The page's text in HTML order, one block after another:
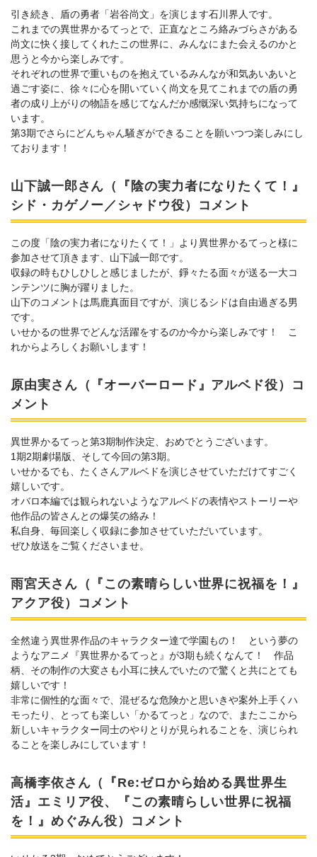
引き続き、盾の勇者「岩谷尚文」を演じます石川界人です。
これまでの異世界かるてっとで、正直なところ絡みづらさがある
尚文に快く接してくれたこの世界に、みんなにまた会えるのかと
思うと今から楽しみです。
それぞれの世界で重いものを抱えているみんなが和気あいあいと
過ごす姿に、徐々に心を開いていく尚文を見てこれまでの盾の勇
者の成り上がりの物語を感じてなんだか感慨深い気持ちになって
います。
第3期でさらにどんちゃん騒ぎができることを願いつつ楽しみにし
ております！
山下誠一郎さん（『陰の実力者になりたくて！』
シド・カゲノー／シャドウ役）コメント
この度「陰の実力者になりたくて！」より異世界かるてっと様に
参加させて頂きます、山下誠一郎です。
収録の時もひしひしと感じましたが、錚々たる面々が送る一大コ
ンテンツに胸が躍りました。
山下のコメントは馬鹿真面目ですが、演じるシドは自由過ぎる男
です。
いせかるの世界でどんな活躍をするのか今から楽しみです！ こ
れからよろしくお願いします！
原由実さん（『オーバーロード』アルベド役）コ
メント
異世界かるてっと第3期制作決定、おめでとうございます。
1期2期劇場版、そして今回の第3期。
いせかるでも、たくさんアルベドを演じさせていただけてすごく
嬉しいです。
オバロ本編では観られないようなアルベドの表情やストーリーや
他作品の皆さんとの爆笑の絡み！
私自身、毎回楽しく収録に参加させていただいています。
ぜひ放送をご覧くださいませ。
雨宮天さん（『この素晴らしい世界に祝福を！』
アクア役）コメント
全然違う異世界作品のキャラクター達で学園もの！ という夢の
ようなアニメ『異世界かるてっと』が3期も続くなんて！ 作品
柄、その制作の大変さも小耳に挟んでいたので驚くと共にとても
嬉しいです！
非常に個性的な面々で、混ぜるな危険かと思いきや案外上手くハ
モったり、とっても楽しい「かるてっと」なので、またここから
新しいキャラクター同士のやりとりが見られることを、演じられ
ることを楽しみにしています！
高橋李依さん（『Re:ゼロから始める異世界生
活』エミリア役、『この素晴らしい世界に祝福
を！』めぐみん役）コメント